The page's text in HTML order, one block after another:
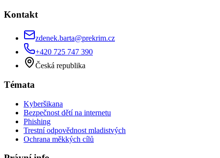
Kontakt
zdenek.barta@prekrim.cz
+420 725 747 390
Česká republika
Témata
Kyberšikana
Bezpečnost dětí na internetu
Phishing
Trestní odpovědnost mladistvých
Ochrana měkkých cílů